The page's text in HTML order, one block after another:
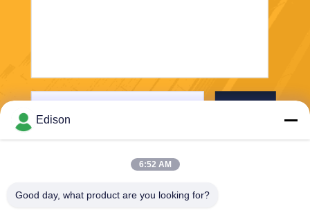
Edison
6:52 AM
Good day, what product are you looking for?